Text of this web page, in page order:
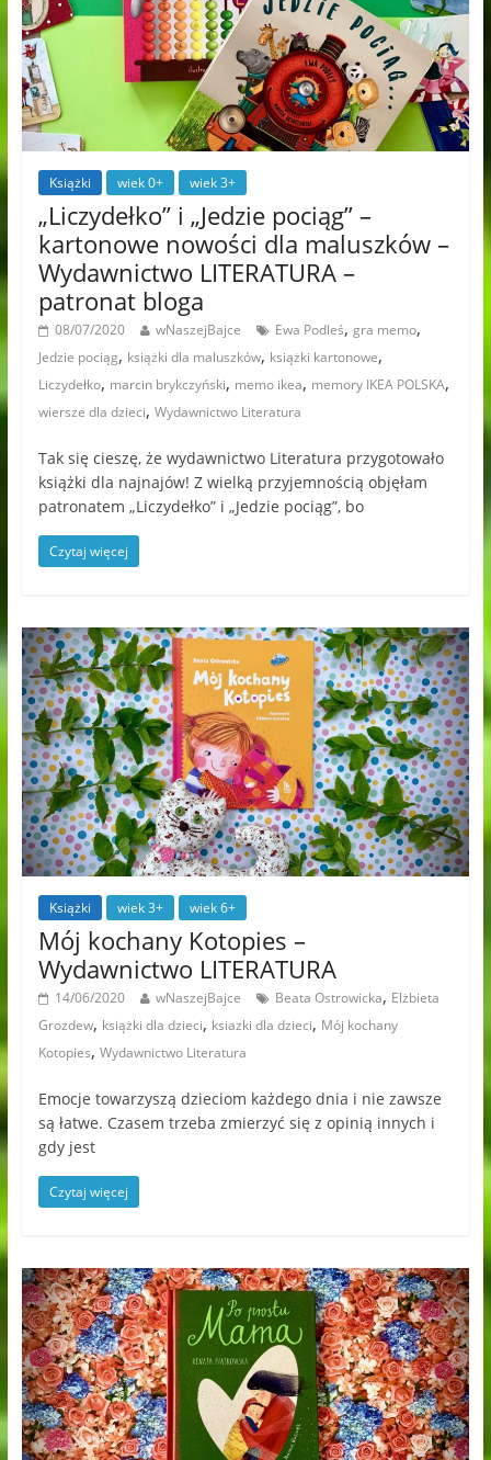
Książki wiek 0+ wiek 3+
„Liczydełko” i „Jedzie pociąg” –
kartonowe nowości dla maluszków –
Wydawnictwo LITERATURA –
patronat bloga
08/07/2020 wNaszejBajce Ewa Podleś, gra memo,
Jedzie pociąg, książki dla maluszków, książki kartonowe,
Liczydełko, marcin brykczyński, memo ikea, memory IKEA POLSKA,
wiersze dla dzieci, Wydawnictwo Literatura
Tak się cieszę, że wydawnictwo Literatura przygotowało
książki dla najnajów! Z wielką przyjemnością objęłam
patronatem „Liczydełko” i „Jedzie pociąg”, bo
Czytaj więcej
Książki wiek 3+ wiek 6+
Mój kochany Kotopies –
Wydawnictwo LITERATURA
14/06/2020 wNaszejBajce Beata Ostrowicka, Elżbieta
Grozdew, książki dla dzieci, ksiazki dla dzieci, Mój kochany
Kotopies, Wydawnictwo Literatura
Emocje towarzyszą dzieciom każdego dnia i nie zawsze
są łatwe. Czasem trzeba zmierzyć się z opinią innych i
gdy jest
Czytaj więcej